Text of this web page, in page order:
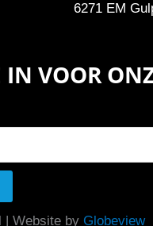
6271 EM
IN VOOR
| Website by Globeview